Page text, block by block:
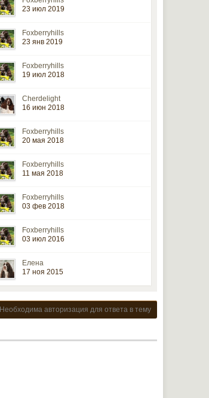
23 июл 2019
Foxberryhills
23 янв 2019
Foxberryhills
19 июл 2018
Cherdelight
16 июн 2018
Foxberryhills
20 мая 2018
Foxberryhills
11 мая 2018
Foxberryhills
03 фев 2018
Foxberryhills
03 июл 2016
Елена
17 ноя 2015
Необходима авторизация для ответа в тему